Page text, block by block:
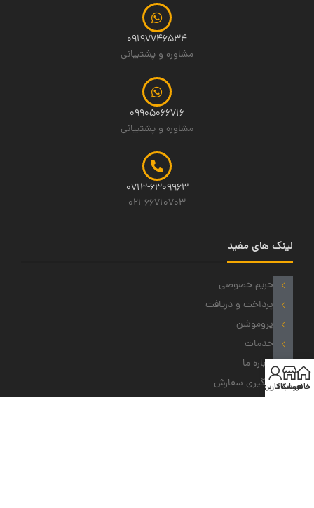
09197746534
مشاوره و پشتیبانی
09905066716
مشاوره و پشتیبانی
0713-6309963
021-66710703
لینک های مفید
حریم خصوصی
پرداخت و دریافت
پروموشن
خدمات
درباره ما
پیگیری سفارش
خانهفروشگاه
حساب کاربری من